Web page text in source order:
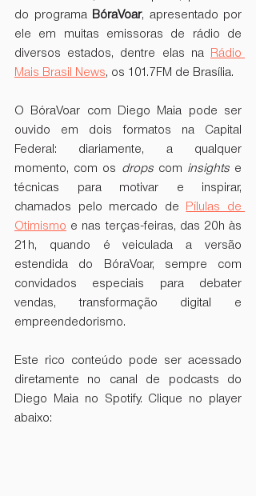
do programa BóraVoar, apresentado por
ele em muitas emissoras de rádio de
diversos estados,
dentre elas na Rádio
Mais Brasil News, os 101.7FM de Brasília.
O BóraVoar com Diego Maia pode ser
ouvido em dois formatos na Capital
Federal: diariamente, a qualquer
momento, com os drops com insights e
técnicas para motivar e inspirar,
chamados pelo mercado de Pílulas de
Otimismo e nas terças-feiras, das 20h às
21h, quando é veiculada a versão
estendida do BóraVoar, sempre com
convidados especiais para debater
vendas, transformação digital e
empreendedorismo.
Este rico conteúdo pode ser acessado
diretamente no canal de podcasts do
Diego Maia no Spotify. Clique no player
abaixo: